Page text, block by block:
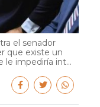
el senador
que existe un
le impediría int...